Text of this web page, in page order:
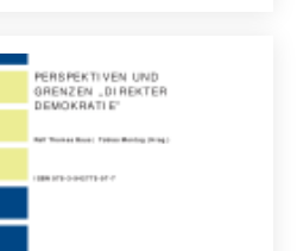
sind jedoch
die besten
ihr Schicksal nicht
zu überlassen,
zu nehmen.